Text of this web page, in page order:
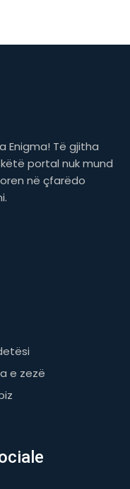
Enigma! Të gjitha
portal nuk mund
në çfarëdo
e zezë